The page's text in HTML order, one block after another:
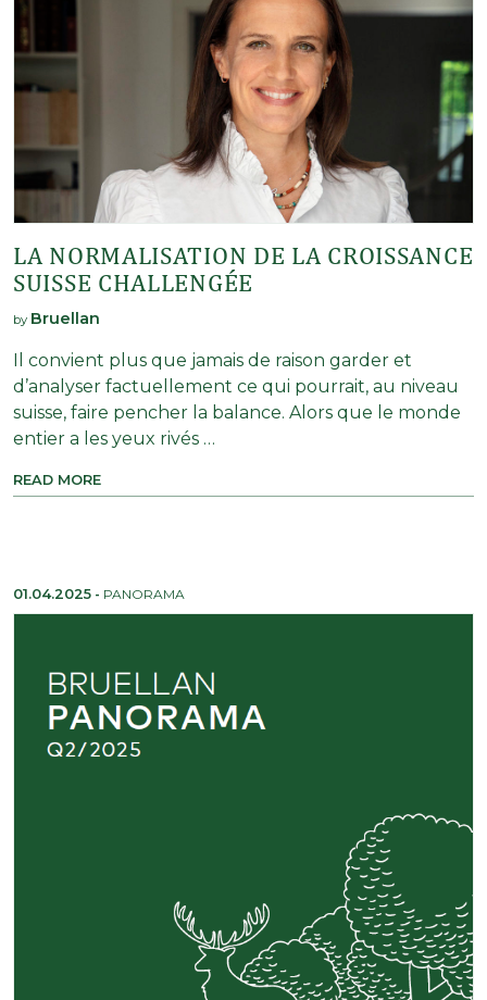
LA NORMALISATION DE LA CROISSANCE
SUISSE CHALLENGÉE
by Bruellan
Il convient plus que jamais de raison garder et
d’analyser factuellement ce qui pourrait, au niveau
suisse, faire pencher la balance. Alors que le monde
entier a les yeux rivés …
READ MORE
01.04.2025 - PANORAMA